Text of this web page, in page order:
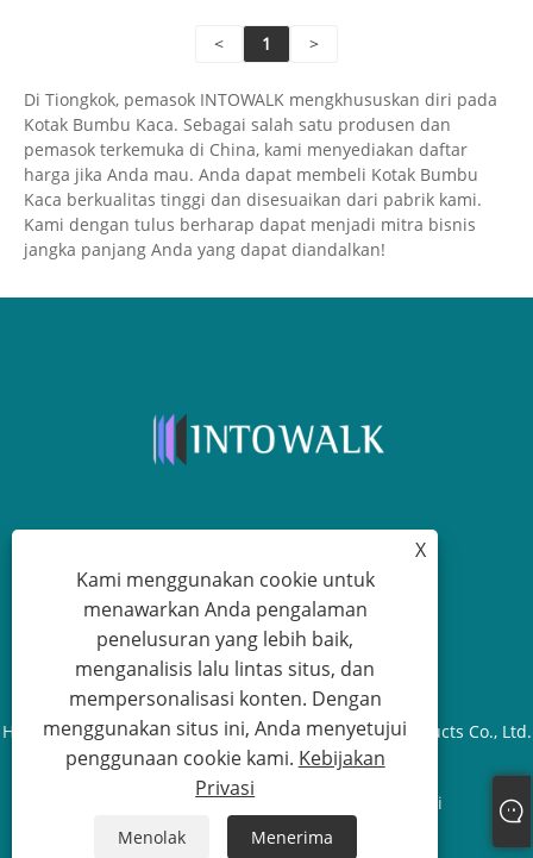
< 1 >
Di Tiongkok, pemasok INTOWALK mengkhususkan diri pada
Kotak Bumbu Kaca. Sebagai salah satu produsen dan
pemasok terkemuka di China, kami menyediakan daftar
harga jika Anda mau. Anda dapat membeli Kotak Bumbu
Kaca berkualitas tinggi dan disesuaikan dari pabrik kami.
Kami dengan tulus berharap dapat menjadi mitra bisnis
jangka panjang Anda yang dapat diandalkan!
paul@intowalk.com
Hak Cipta © 2023 Cangzhou Yuanbenheng Glass Products Co., Ltd.
- Semua Hak dilindungi undang-undang.
Sitemap RSS Kebijakan Privasi
X
Kami menggunakan cookie untuk
menawarkan Anda pengalaman
penelusuran yang lebih baik,
menganalisis lalu lintas situs, dan
mempersonalisasi konten. Dengan
menggunakan situs ini, Anda menyetujui
penggunaan cookie kami. Kebijakan
Privasi
Menolak Menerima